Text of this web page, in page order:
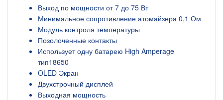
Выход по мощности от 7 до 75 Вт
Минимальное сопротивление атомайзера 0,1 Ом
Модуль контроля температуры
Позолоченные контакты
Использует одну батарею High Amperage
тип18650
OLED Экран
Двухстрочный дисплей
Выходная мощность